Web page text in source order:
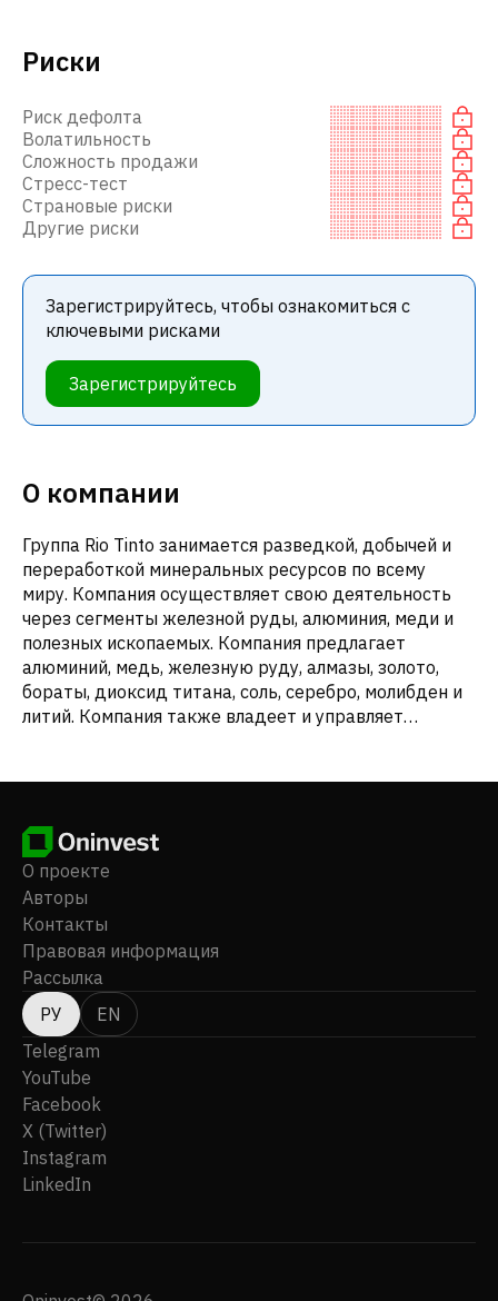
Риски
Риск дефолта
Волатильность
Сложность продажи
Стресс-тест
Страновые риски
Другие риски
Зарегистрируйтесь, чтобы ознакомиться с
ключевыми рисками
Зарегистрируйтесь
О компании
Группа Rio Tinto занимается разведкой, добычей и
переработкой минеральных ресурсов по всему
миру. Компания осуществляет свою деятельность
через сегменты железной руды, алюминия, меди и
полезных ископаемых. Компания предлагает
алюминий, медь, железную руду, алмазы, золото,
бораты, диоксид титана, соль, серебро, молибден и
литий. Компания также владеет и управляет
обогатительными предприятиями, а также
сервисными центрами. Группа Rio Tinto была
основана в 1873 году, ее штаб-квартира находится
в Лондоне, Великобритания.
О проекте
Авторы
Контакты
Правовая информация
Рассылка
РУ
EN
Telegram
YouTube
Facebook
X (Twitter)
Instagram
LinkedIn